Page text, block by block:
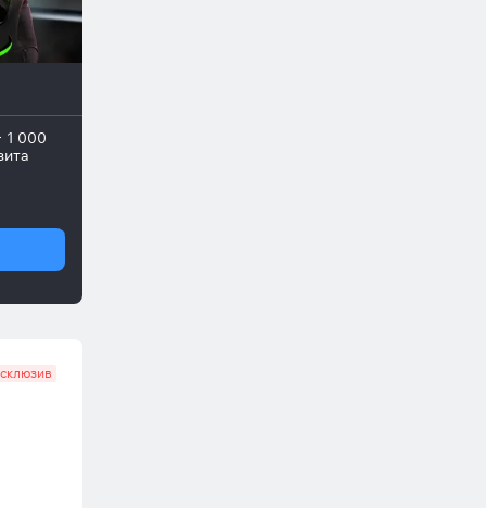
1 000